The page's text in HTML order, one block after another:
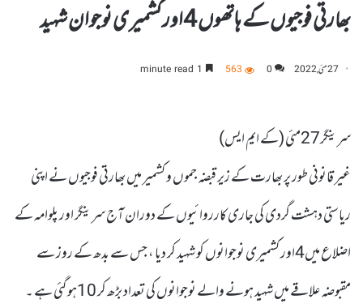
بھارتی فوجیوں کے ہاتھوں 4اورکشمیری نوجوان شہید
27 مئی, 2022 0
563
سرینگر27مئی (کے ایم ایس)
غیر قانونی طور پر بھارت کے زیر قبضہ جموں و کشمیر میں بھارتی فوجیوں نے اپنی
ریاستی دہشت گردی کی جاری کارروائیوں کے دوران آج سرینگر اور پلوامہ کے
اضلاع میں4اور کشمیری نوجوانوں کو شہید کر دیا ، جس سے بدھ کے روز سے
مقبوضہ علاقے میں شہید ہونے والے نوجوانوں کی تعداد بڑھ کر 10ہو گئی ہے ۔